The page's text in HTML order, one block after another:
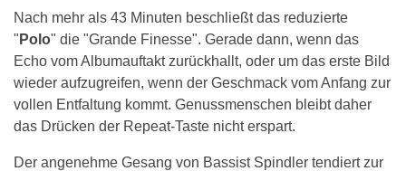
Nach mehr als 43 Minuten beschließt das reduzierte
" Polo" die "Grande Finesse". Gerade dann, wenn das
Echo vom Albumauftakt zurückhallt, oder um das erste Bild
wieder aufzugreifen, wenn der Geschmack vom Anfang zur
vollen Entfaltung kommt. Genussmenschen bleibt daher
das Drücken der Repeat-Taste nicht erspart.
Der angenehme Gesang von Bassist Spindler tendiert zur